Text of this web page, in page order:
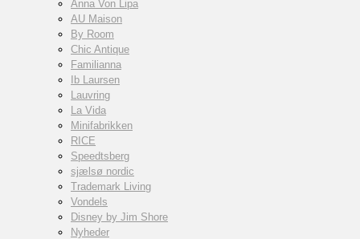
Anna Von Lipa
AU Maison
By Room
Chic Antique
Familianna
Ib Laursen
Lauvring
La Vida
Minifabrikken
RICE
Speedtsberg
sjælsø nordic
Trademark Living
Vondels
Disney by Jim Shore
Nyheder